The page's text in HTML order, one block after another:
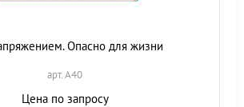
Опасно для жизни
арт. A40
Цена по запросу